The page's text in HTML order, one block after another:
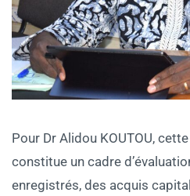
‎Pour Dr Alidou KOUTOU,
constitue un cadre
enregistrés, des acquis